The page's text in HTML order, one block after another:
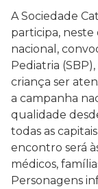
A Sociedade
participa, neste
nacional,
Pediatria
criança ser
a campanha
qualidade
todas as
encontro será
médicos,
Personagens